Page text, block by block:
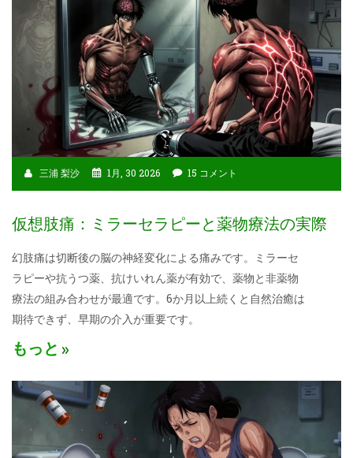
三浦 梨沙 1月, 30 2026 15 コメント
仮想肢痛：ミラーセラピーと薬物療法の実際
幻肢痛は切断後の脳の神経変化による痛みです。ミラーセ
ラピーや抗うつ薬、抗けいれん薬が有効で、薬物と非薬物
療法の組み合わせが最適です。6か月以上続くと自然治癒は
期待できず、早期の介入が重要です。
もっと